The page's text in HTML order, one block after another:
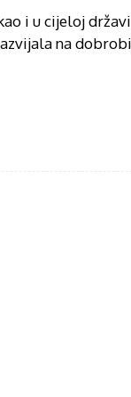
i u cijeloj
na